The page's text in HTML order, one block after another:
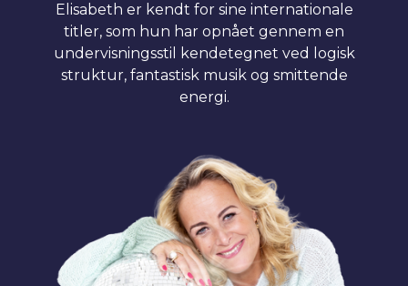
Elisabeth er kendt for sine internationale
titler, som hun har opnået gennem en
undervisningsstil kendetegnet ved logisk
struktur, fantastisk musik og smittende
energi.